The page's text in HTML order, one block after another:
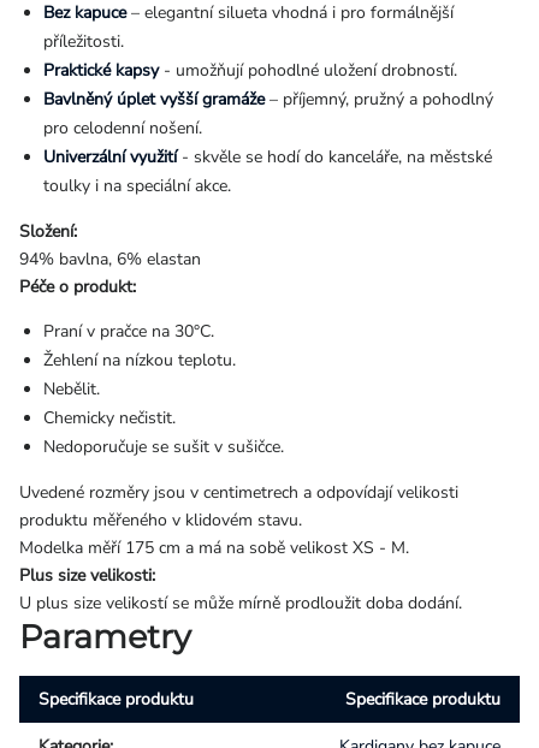
Bez kapuce– elegantní silueta vhodná i pro formálnější
příležitosti.
Praktické kapsy- umožňují pohodlné uložení drobností.
Bavlněný úplet vyšší gramáže– příjemný, pružný a pohodlný
pro celodenní nošení.
Univerzální využití- skvěle se hodí do kanceláře, na městské
toulky i na speciální akce.
Složení:
94% bavlna, 6% elastan
Péče o produkt:
Praní v pračce na 30°C.
Žehlení na nízkou teplotu.
Nebělit.
Chemicky nečistit.
Nedoporučuje se sušit v sušičce.
Uvedené rozměry jsou v centimetrech a odpovídají velikosti
produktu měřeného v klidovém stavu.
Modelka měří 175 cm a má na sobě velikost XS - M.
Plus size velikosti:
U plus size velikostí se může mírně prodloužit doba dodání.
Parametry
Specifikace produktu Specifikace produktu